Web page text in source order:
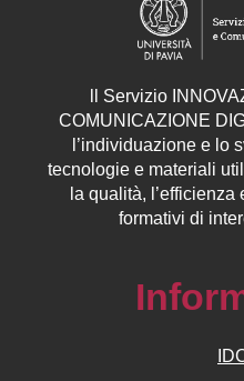
Servizio
COMUNICAZIONE
l’individuazione e lo
tecnologie e materiali
la qualità, l’efficienza
formativi di